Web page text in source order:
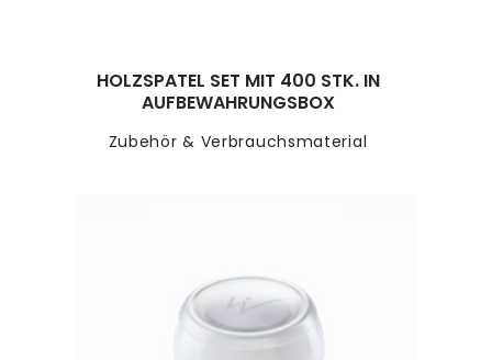
Zubehör & Verbrauchsmaterial
HOLZSPATEL SET MIT 400 STK. IN
AUFBEWAHRUNGSBOX